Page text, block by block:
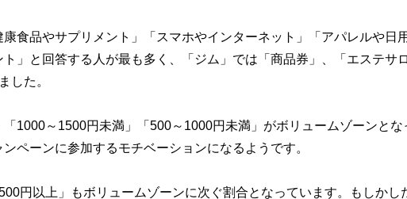
食品やサプリメント」「スマホやインターネット」「アパレルや日用
」と回答する人が最も多く、「ジム」では「商品券」、「エステサ
した。
1000～1500円未満」「500～1000円未満」がボリュームゾーンとな
ペーンに参加するモチベーションになるようです。
円以上」もボリュームゾーンに次ぐ割合となっています。もしかし